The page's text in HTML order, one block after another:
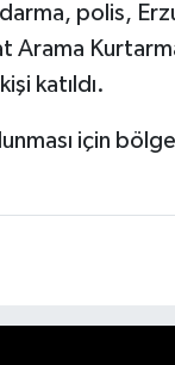
polis,
Arama
katıldı.
için